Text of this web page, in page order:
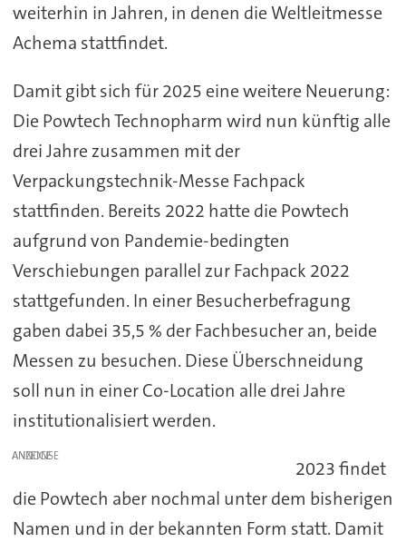
weiterhin in Jahren, in denen die Weltleitmesse
Achema stattfindet.
Damit gibt sich für 2025 eine weitere Neuerung:
Die Powtech Technopharm wird nun künftig alle
drei Jahre zusammen mit der
Verpackungstechnik-Messe Fachpack
stattfinden. Bereits 2022 hatte die Powtech
aufgrund von Pandemie-bedingten
Verschiebungen parallel zur Fachpack 2022
stattgefunden. In einer Besucherbefragung
gaben dabei 35,5 % der Fachbesucher an, beide
Messen zu besuchen. Diese Überschneidung
soll nun in einer Co-Location alle drei Jahre
institutionalisiert werden.
ANZEIGE
2023 findet
die Powtech aber nochmal unter dem bisherigen
Namen und in der bekannten Form statt. Damit